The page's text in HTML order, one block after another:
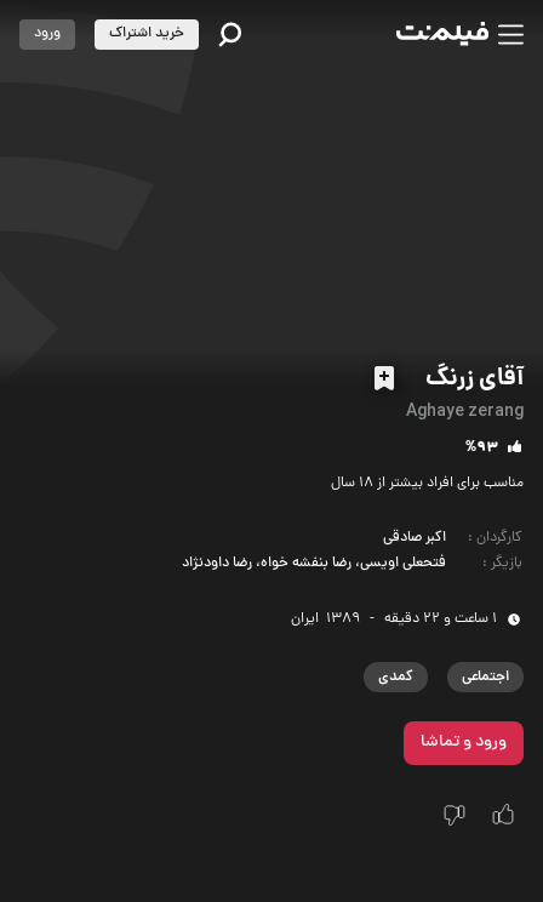
آقای زرنگ
Aghaye zerang
%93
مناسب برای افراد بیشتر از 18 سال
کارگردان :
اکبر صادقی
بازیگر : فتحعلی اویسی، رضا بنفشه‌ خواه، رضا داودنژاد
1 ساعت و 22 دقیقه -
1389 ‌ ایران
اجتماعی کمدی
ورود و تماشا
خرید اشتراک ورود